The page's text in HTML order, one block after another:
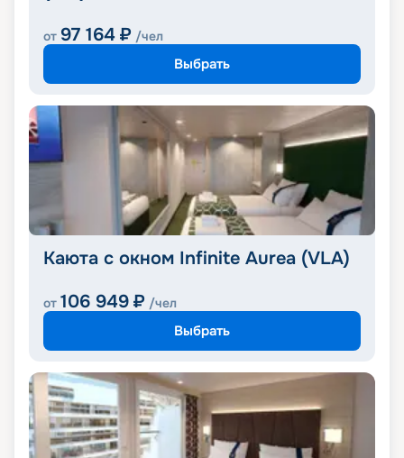
от 97 164 ₽ /чел
Выбрать
Каюта с окном Infinite Aurea (VLA)
от 106 949 ₽ /чел
Выбрать